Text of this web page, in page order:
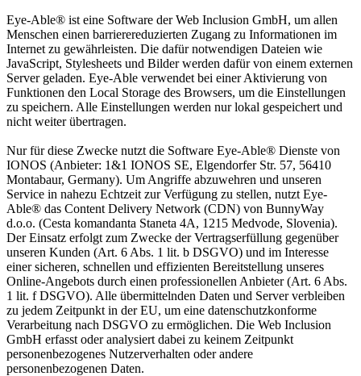
Eye-Able® ist eine Software der Web Inclusion GmbH, um allen
Menschen einen barrierereduzierten Zugang zu Informationen im
Internet zu gewährleisten. Die dafür notwendigen Dateien wie
JavaScript, Stylesheets und Bilder werden dafür von einem externen
Server geladen. Eye-Able verwendet bei einer Aktivierung von
Funktionen den Local Storage des Browsers, um die Einstellungen
zu speichern. Alle Einstellungen werden nur lokal gespeichert und
nicht weiter übertragen.
Nur für diese Zwecke nutzt die Software Eye-Able® Dienste von
IONOS (Anbieter: 1&1 IONOS SE, Elgendorfer Str. 57, 56410
Montabaur, Germany). Um Angriffe abzuwehren und unseren
Service in nahezu Echtzeit zur Verfügung zu stellen, nutzt Eye-
Able® das Content Delivery Network (CDN) von BunnyWay
d.o.o. (Cesta komandanta Staneta 4A, 1215 Medvode, Slovenia).
Der Einsatz erfolgt zum Zwecke der Vertragserfüllung gegenüber
unseren Kunden (Art. 6 Abs. 1 lit. b DSGVO) und im Interesse
einer sicheren, schnellen und effizienten Bereitstellung unseres
Online-Angebots durch einen professionellen Anbieter (Art. 6 Abs.
1 lit. f DSGVO). Alle übermittelnden Daten und Server verbleiben
zu jedem Zeitpunkt in der EU, um eine datenschutzkonforme
Verarbeitung nach DSGVO zu ermöglichen. Die Web Inclusion
GmbH erfasst oder analysiert dabei zu keinem Zeitpunkt
personenbezogenes Nutzerverhalten oder andere
personenbezogenen Daten.